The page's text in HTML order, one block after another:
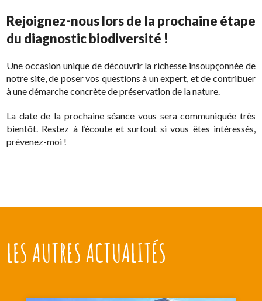
Rejoignez-nous lors de la prochaine étape
du diagnostic biodiversité !
Une occasion unique de découvrir la richesse insoupçonnée de
notre site, de poser vos questions à un expert, et de contribuer
à une démarche concrète de préservation de la nature.
La date de la prochaine séance vous sera communiquée très
bientôt. Restez à l’écoute et surtout si vous êtes intéressés,
prévenez-moi !
LES AUTRES ACTUALITÉS